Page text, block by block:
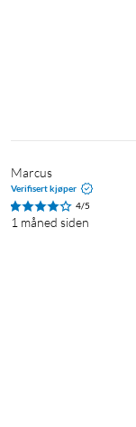
Marcus
Verifisert kjøper
4/5
1 måned siden